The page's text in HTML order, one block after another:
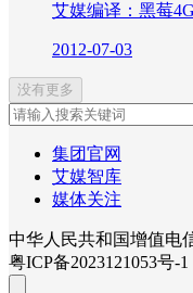
艾媒编译：黑莓
2012-07-03
没有更多
集团官网
艾媒智库
媒体关注
中华人民共和国增值电
粤ICP备2023121053号-1